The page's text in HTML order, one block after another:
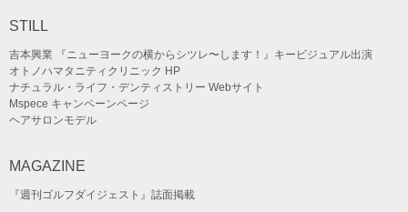
STILL
吉本興業 『ニューヨークの横からシツレ〜します！』キービジュアル出演
オトノハマタニティクリニック HP
ナチュラル・ライフ・デンティストリー Webサイト
Mspece キャンペーンページ
ヘアサロンモデル
MAGAZINE
『週刊ゴルフダイジェスト』誌面掲載